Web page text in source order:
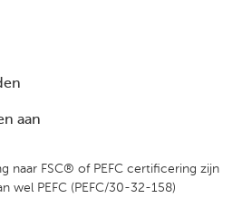
aan
naar FSC® of PEFC certificering zijn
wel PEFC (PEFC/30-32-158)